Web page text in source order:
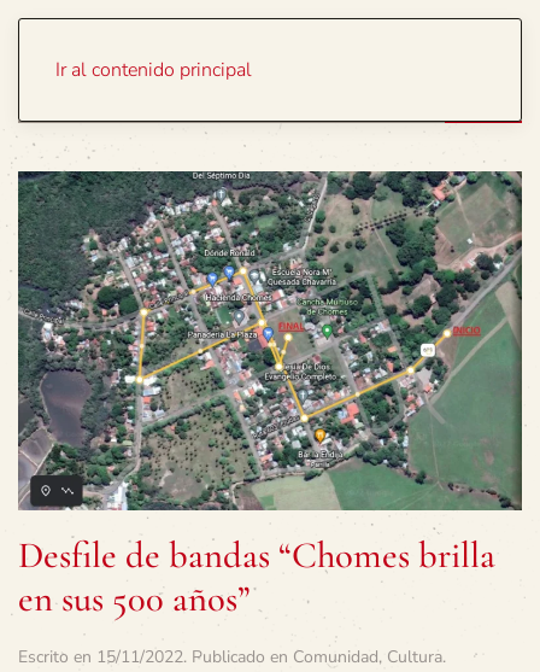
Ir al contenido principal
Desfile de bandas “Chomes brilla
en sus 500 años”
Escrito en 15/11/2022. Publicado en Comunidad, Cultura.